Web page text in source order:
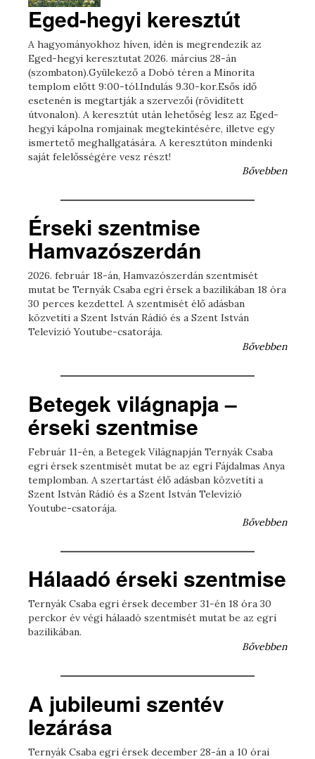
Eged-hegyi keresztút
A hagyományokhoz híven, idén is megrendezik az
Eged-hegyi keresztutat 2026. március 28-án
(szombaton).Gyülekező a Dobó téren a Minorita
templom előtt 9:00-tól.Indulás 9.30-kor.Esős idő
esetenén is megtartják a szervezői (rövidített
útvonalon). A keresztút után lehetőség lesz az Eged-
hegyi kápolna romjainak megtekintésére, illetve egy
ismertető meghallgatására. A keresztúton mindenki
saját felelősségére vesz részt!
Bővebben
Érseki szentmise
Hamvazószerdán
2026. február 18-án, Hamvazószerdán szentmisét
mutat be Ternyák Csaba egri érsek a bazilikában 18 óra
30 perces kezdettel. A szentmisét élő adásban
közvetíti a Szent István Rádió és a Szent István
Televízió Youtube-csatorája.
Bővebben
Betegek világnapja –
érseki szentmise
Február 11-én, a Betegek Világnapján Ternyák Csaba
egri érsek szentmisét mutat be az egri Fájdalmas Anya
templomban. A szertartást élő adásban közvetíti a
Szent István Rádió és a Szent István Televízió
Youtube-csatorája.
Bővebben
Hálaadó érseki szentmise
Ternyák Csaba egri érsek december 31-én 18 óra 30
perckor év végi hálaadó szentmisét mutat be az egri
bazilikában.
Bővebben
A jubileumi szentév
lezárása
Ternyák Csaba egri érsek december 28-án a 10 órai